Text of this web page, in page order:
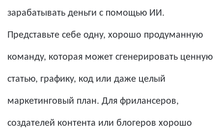
зарабатывать деньги с помощью ИИ.
Представьте себе одну, хорошо продуманную
команду, которая может сгенерировать ценную
статью, графику, код или даже целый
маркетинговый план. Для фрилансеров,
создателей контента или блогеров хорошо